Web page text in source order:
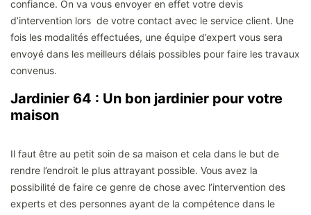
confiance. On va vous envoyer en effet votre devis
d’intervention lors de votre contact avec le service client. Une
fois les modalités effectuées, une équipe d’expert vous sera
envoyé dans les meilleurs délais possibles pour faire les travaux
convenus.
Jardinier 64 : Un bon jardinier pour votre
maison
Il faut être au petit soin de sa maison et cela dans le but de
rendre l’endroit le plus attrayant possible. Vous avez la
possibilité de faire ce genre de chose avec l’intervention des
experts et des personnes ayant de la compétence dans le